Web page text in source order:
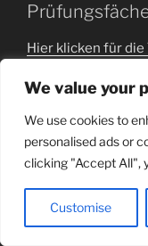
We value your
We use cookies to
personalised ads or
clicking "Accept All",
Customise
Hier klicken für die
Hier finden Sie
Anmeldung und
Erklärung §33